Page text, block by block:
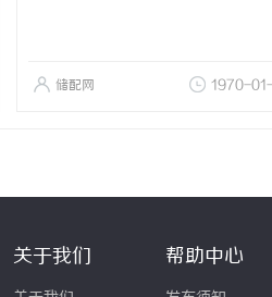
储配网 1970-
关于我们 帮助中心